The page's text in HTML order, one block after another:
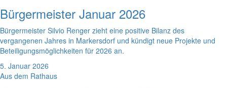
Bürgermeister Januar 2026
Bürgermeister Silvio Renger zieht eine positive Bilanz des
vergangenen Jahres in Markersdorf und kündigt neue Projekte und
Beteiligungsmöglichkeiten für 2026 an.
5. Januar 2026
Aus dem Rathaus